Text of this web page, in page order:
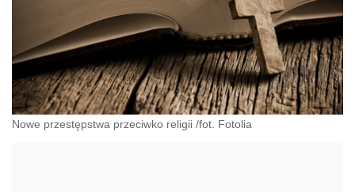
Nowe przestępstwa przeciwko religii /fot. Fotolia